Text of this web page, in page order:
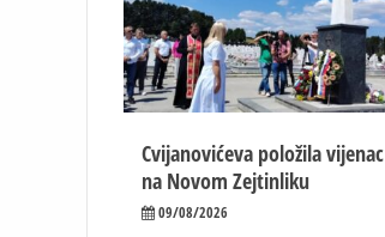
Cvijanovićeva položila vijenac
na Novom Zejtinliku
09/08/2026